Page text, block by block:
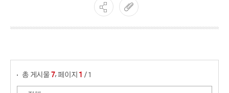
총 게시물 7, 페이지 1 / 1